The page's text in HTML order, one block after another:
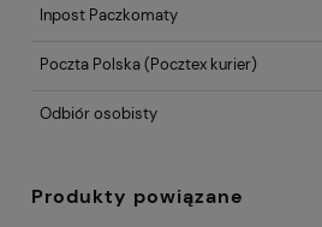
Inpost Paczkomaty
Poczta Polska(Pocztex kurier)
Odbiór osobisty
Produkty powiązane